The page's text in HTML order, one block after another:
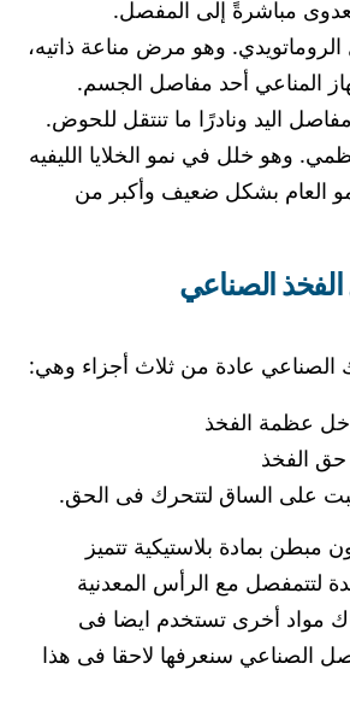
مباشرةً إلى المفصل.
الروماتويدي. وهو مرض مناعة ذاتيه،
المناعي أحد مفاصل الجسم.
اليد ونادرًا ما تنتقل للحوض.
وهو خلل في نمو الخلايا الليفيه
العام بشكل ضعيف وأكبر من
الصناعي
عادة من ثلاث أجزاء وهي:
عظمة الفخذ
الفخذ
على الساق لتتحرك فى الحق.
مبطن بمادة بلاستيكية تتميز
لتتمفصل مع الرأس المعدنية
مواد أخرى تستخدم ايضا فى
الصناعي سنعرفها لاحقا فى هذا